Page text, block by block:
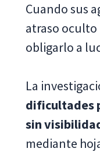
Cuando sus
atraso oculto
obligarlo a
La
dificultades
sin
mediante